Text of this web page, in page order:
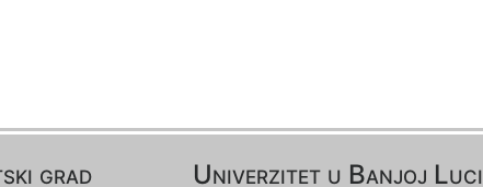
grad Univerzitet u Banjoj Luci